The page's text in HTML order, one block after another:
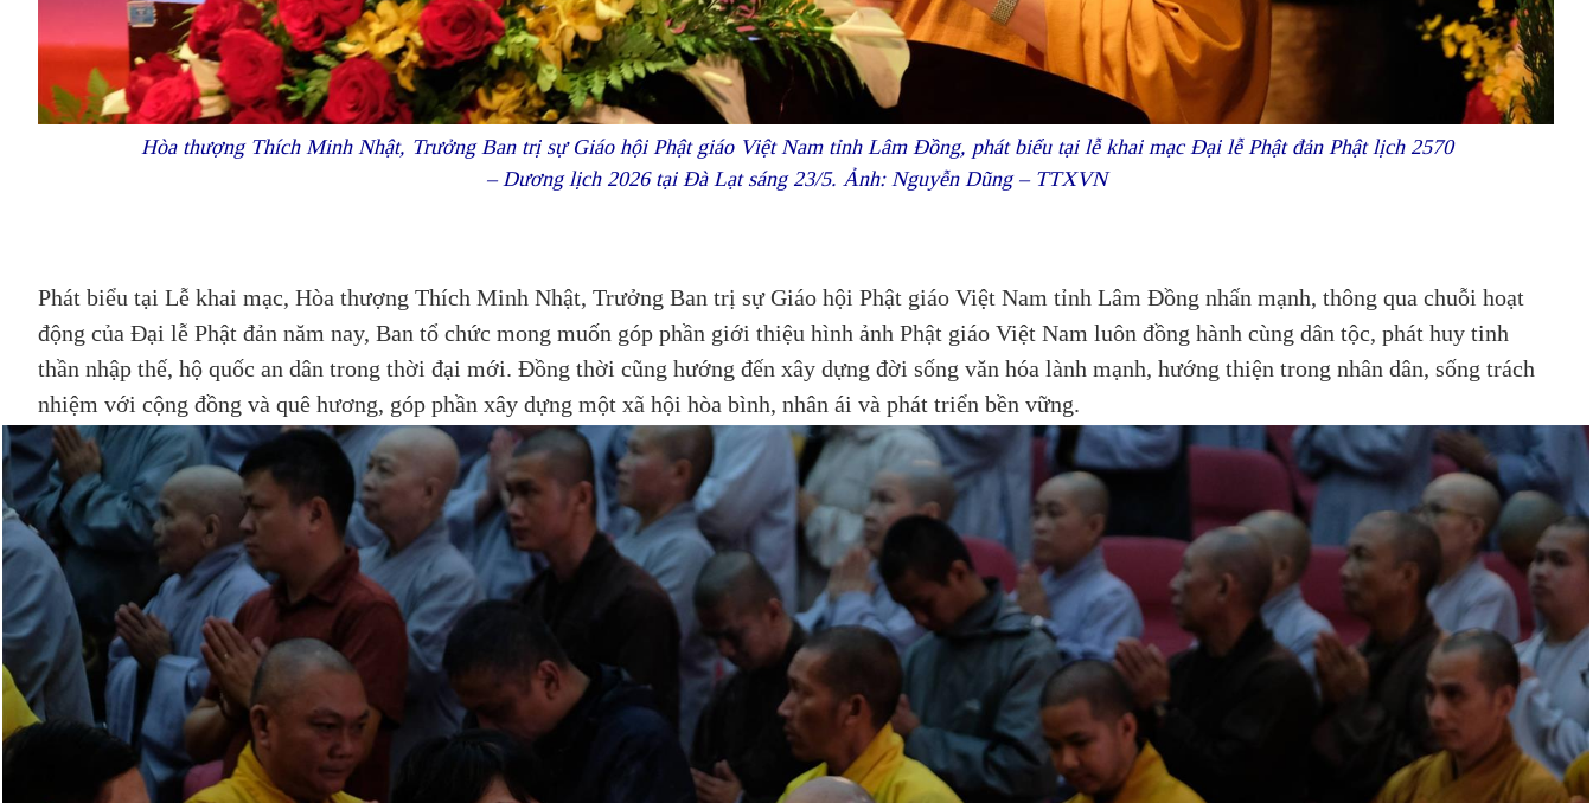
Hòa thượng Thích Minh Nhật, Trưởng Ban trị sự Giáo hội Phật giáo Việt Nam tỉnh Lâm Đồng, phát biểu tại lễ khai mạc Đại lễ Phật đản Phật lịch 2570
– Dương lịch 2026 tại Đà Lạt sáng 23/5. Ảnh: Nguyễn Dũng – TTXVN
Phát biểu tại Lễ khai mạc, Hòa thượng Thích Minh Nhật, Trưởng Ban trị sự Giáo hội Phật giáo Việt Nam tỉnh Lâm Đồng nhấn mạnh, thông qua chuỗi hoạt
động của Đại lễ Phật đản năm nay, Ban tổ chức mong muốn góp phần giới thiệu hình ảnh Phật giáo Việt Nam luôn đồng hành cùng dân tộc, phát huy tinh
thần nhập thế, hộ quốc an dân trong thời đại mới. Đồng thời cũng hướng đến xây dựng đời sống văn hóa lành mạnh, hướng thiện trong nhân dân, sống trách
nhiệm với cộng đồng và quê hương, góp phần xây dựng một xã hội hòa bình, nhân ái và phát triển bền vững.